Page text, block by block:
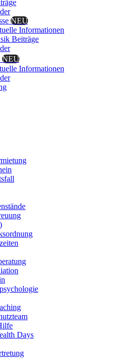
NEU
Informationen
Beiträge
NEU
Informationen
Days